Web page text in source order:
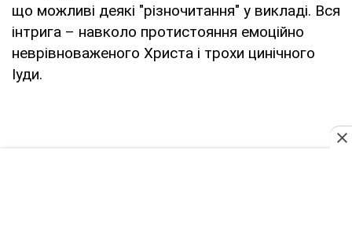
що можливі деякі "різночитання" у викладі. Вся
інтрига – навколо протистояння емоційно
неврівноваженого Христа і трохи цинічного
Іуди.